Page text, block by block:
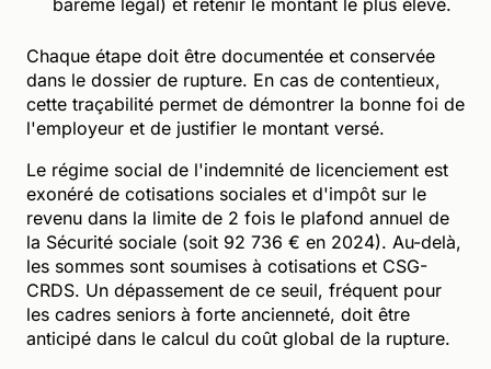
Chaque étape doit être documentée et conservée
dans le dossier de rupture. En cas de contentieux,
cette traçabilité permet de démontrer la bonne foi de
l'employeur et de justifier le montant versé.
Le régime social de l'indemnité de licenciement est
exonéré de cotisations sociales et d'impôt sur le
revenu dans la limite de 2 fois le plafond annuel de
la Sécurité sociale (soit 92 736 € en 2024). Au-delà,
les sommes sont soumises à cotisations et CSG-
CRDS. Un dépassement de ce seuil, fréquent pour
les cadres seniors à forte ancienneté, doit être
anticipé dans le calcul du coût global de la rupture.